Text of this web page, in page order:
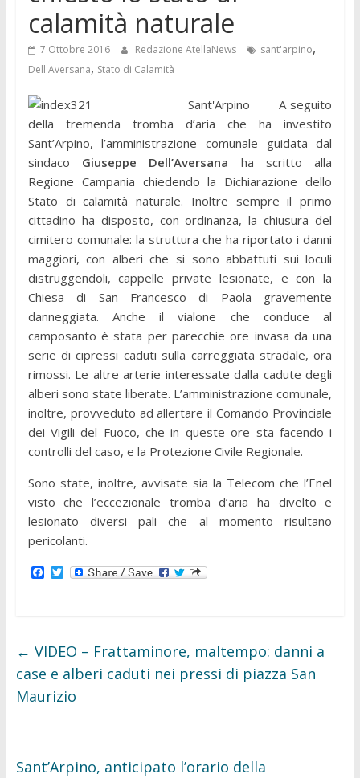
calamità naturale
7 Ottobre 2016 Redazione AtellaNews sant'arpino,
Dell'Aversana, Stato di Calamità
Sant'Arpino A seguito
della tremenda tromba d’aria che ha investito
Sant’Arpino, l’amministrazione comunale guidata dal
sindaco Giuseppe Dell’Aversana ha scritto alla
Regione Campania chiedendo la Dichiarazione dello
Stato di calamità naturale. Inoltre sempre il primo
cittadino ha disposto, con ordinanza, la chiusura del
cimitero comunale: la struttura che ha riportato i danni
maggiori, con alberi che si sono abbattuti sui loculi
distruggendoli, cappelle private lesionate, e con la
Chiesa di San Francesco di Paola gravemente
danneggiata. Anche il vialone che conduce al
camposanto è stata per parecchie ore invasa da una
serie di cipressi caduti sulla carreggiata stradale, ora
rimossi. Le altre arterie interessate dalla cadute degli
alberi sono state liberate. L’amministrazione comunale,
inoltre, provveduto ad allertare il Comando Provinciale
dei Vigili del Fuoco, che in queste ore sta facendo i
controlli del caso, e la Protezione Civile Regionale.
Sono state, inoltre, avvisate sia la Telecom che l’Enel
visto che l’eccezionale tromba d’aria ha divelto e
lesionato diversi pali che al momento risultano
pericolanti.
F
o
k
T
r
← VIDEO – Frattaminore, maltempo: danni a
case e alberi caduti nei pressi di piazza San
Maurizio
Sant’Arpino, anticipato l’orario della